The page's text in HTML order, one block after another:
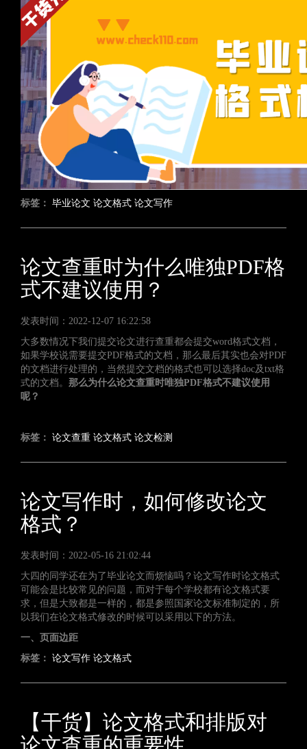
标签： 毕业论文 论文格式 论文写作
论文查重时为什么唯独PDF格
式不建议使用？
发表时间：2022-12-07 16:22:58
大多数情况下我们提交论文进行查重都会提交word格式文档，
如果学校说需要提交PDF格式的文档，那么最后其实也会对PDF
的文档进行处理的，当然提交文档的格式也可以选择doc及txt格
式的文档。 那么为什么论文查重时唯独PDF格式不建议使用
呢？
标签： 论文查重 论文格式 论文检测
论文写作时，如何修改论文
格式？
发表时间：2022-05-16 21:02:44
大四的同学还在为了毕业论文而烦恼吗？论文写作时论文格式
可能会是比较常见的问题，而对于每个学校都有论文格式要
求，但是大致都是一样的，都是参照国家论文标准制定的，所
以我们在论文格式修改的时候可以采用以下的方法。
一、页面边距
标签： 论文写作 论文格式
【干货】论文格式和排版对
论文查重的重要性